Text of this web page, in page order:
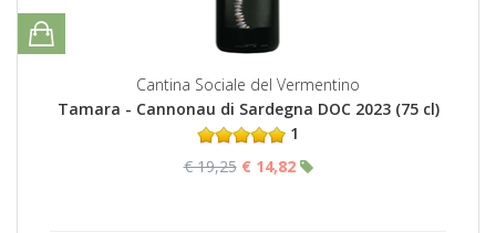
Cantina Sociale del Vermentino
Tamara - Cannonau di Sardegna DOC 2023 (75 cl)
1
€ 19,25 € 14,82